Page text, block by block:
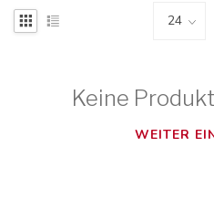
Keine
WEITER